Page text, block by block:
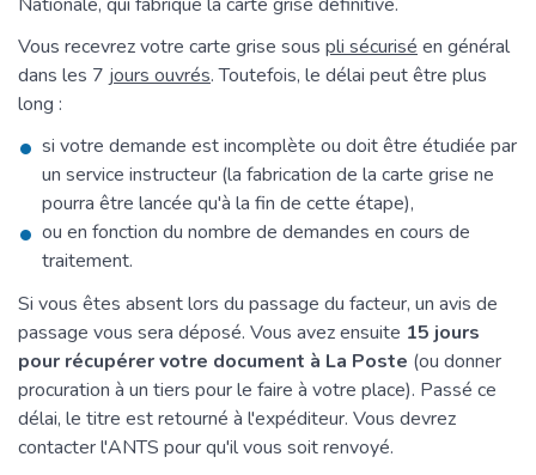
Vous recevrez votre carte grise sous pli sécurisé en général
dans les 7 jours ouvrés. Toutefois, le délai peut être plus
long :
si votre demande est incomplète ou doit être étudiée par
un service instructeur (la fabrication de la carte grise ne
pourra être lancée qu'à la fin de cette étape),
ou en fonction du nombre de demandes en cours de
traitement.
Si vous êtes absent lors du passage du facteur, un avis de
passage vous sera déposé. Vous avez ensuite 15 jours
pour récupérer votre document à La Poste (ou donner
procuration à un tiers pour le faire à votre place). Passé ce
délai, le titre est retourné à l'expéditeur. Vous devrez
contacter l'ANTS pour qu'il vous soit renvoyé.